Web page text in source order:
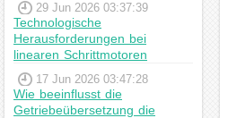
29 Jun 2026 03:37:39
Technologische
Herausforderungen bei
linearen Schrittmotoren
17 Jun 2026 03:47:28
Wie beeinflusst die
Getriebeübersetzung die